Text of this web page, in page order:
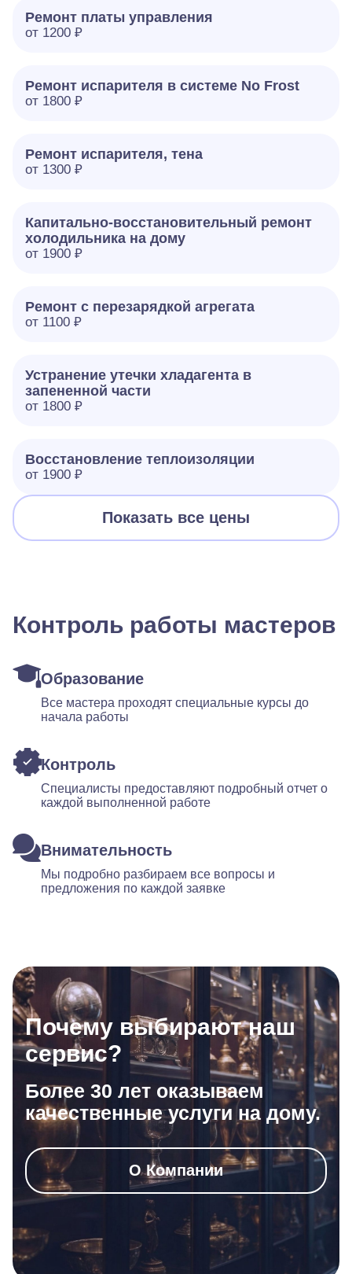
Ремонт платы управления
от 1200 ₽
Ремонт испарителя в системе No Frost
от 1800 ₽
Ремонт испарителя, тена
от 1300 ₽
Капитально-восстановительный ремонт
холодильника на дому
от 1900 ₽
Ремонт с перезарядкой агрегата
от 1100 ₽
Устранение утечки хладагента в
запененной части
от 1800 ₽
Восстановление теплоизоляции
от 1900 ₽
Показать все цены
Контроль работы мастеров
Образование
Все мастера проходят специальные курсы до
начала работы
Контроль
Специалисты предоставляют подробный отчет о
каждой выполненной работе
Внимательность
Мы подробно разбираем все вопросы и
предложения по каждой заявке
Почему выбирают наш
сервис?
Более 30 лет оказываем
качественные услуги на дому.
О Компании